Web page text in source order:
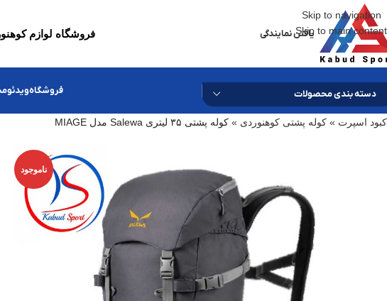
Skip to navigation
Skip to main contentیافتن نمایندگی فروشگاه لوازم
دسته بندی محصولات فروشگاهویدئو
کبود اسپرت » کوله پشتی کوهنوردی » کوله پشتی ۳۵ لیتری Salewa مدل MIAGE
ناموجود